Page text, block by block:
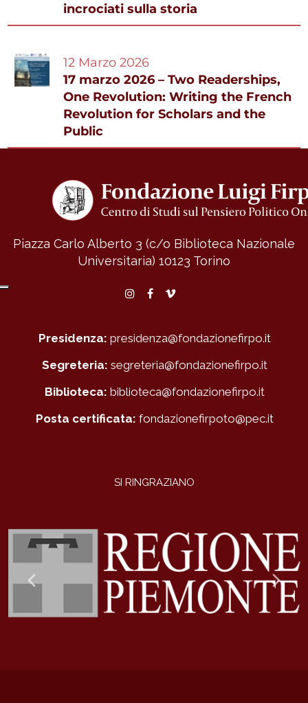
incrociati sulla storia
12 Marzo 2026
17 marzo 2026 – Two Readerships,
One Revolution: Writing the French
Revolution for Scholars and the
Public
Piazza Carlo Alberto 3 (c/o Biblioteca Nazionale
Universitaria) 10123 Torino
Instagram
Facebook
Vimeo
Presidenza: presidenza@fondazionefirpo.it
Segreteria: segreteria@fondazionefirpo.it
Biblioteca: biblioteca@fondazionefirpo.it
Posta certificata: fondazionefirpoto@pec.it
SI RINGRAZIANO
Previous
Slide